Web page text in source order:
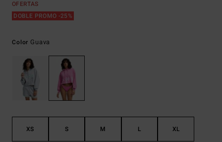
OFERTAS
DOBLE PROMO -25%
Color Guava
XS S M L XL